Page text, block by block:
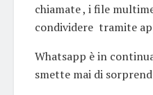
chiamate , i file
condividere tramite
Whatsapp è in
smette mai di